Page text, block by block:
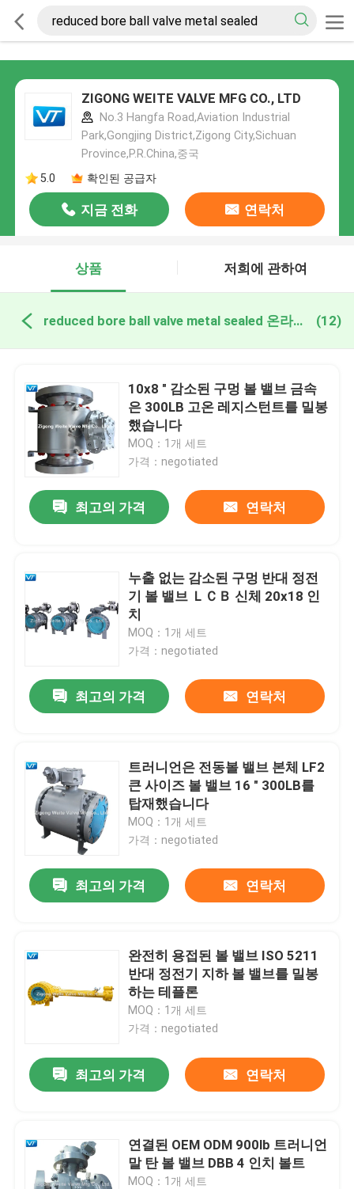
ZIGONG WEITE VALVE MFG CO., LTD
No.3 Hangfa Road,Aviation Industrial
Park,Gongjing District,Zigong City,Sichuan
Province,P.R.China,중국
5.0
확인된 공급자
지금 전화 연락처
상품 저희에 관하여
reduced bore ball valve metal sealed 온라인 제조 (12)
10x8 " 감소된 구멍 볼 밸브 금속
은 300LB 고온 레지스턴트를 밀봉
했습니다
MOQ：1개 세트
가격：negotiated
최고의 가격 연락처
누출 없는 감소된 구멍 반대 정전
기 볼 밸브 ＬＣＢ 신체 20x18 인
치
MOQ：1개 세트
가격：negotiated
최고의 가격 연락처
트러니언은 전동볼 밸브 본체 LF2
큰 사이즈 볼 밸브 16 " 300LB를
탑재했습니다
MOQ：1개 세트
가격：negotiated
최고의 가격 연락처
완전히 용접된 볼 밸브 ISO 5211
반대 정전기 지하 볼 밸브를 밀봉
하는 테플론
MOQ：1개 세트
가격：negotiated
최고의 가격 연락처
연결된 OEM ODM 900lb 트러니언
말 탄 볼 밸브 DBB 4 인치 볼트
MOQ：1개 세트